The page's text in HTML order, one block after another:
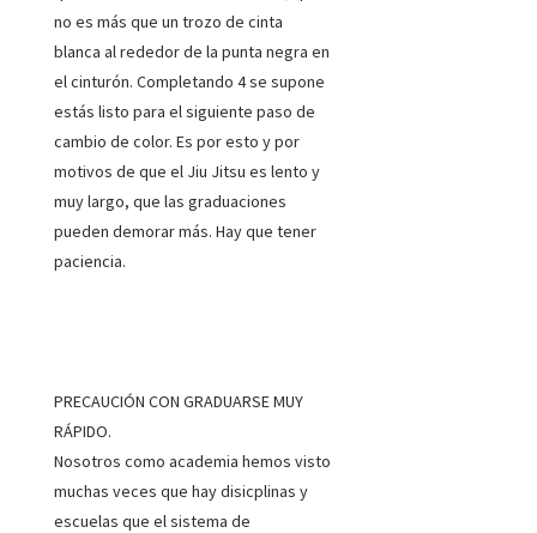
no es más que un trozo de cinta
blanca al rededor de la punta negra en
el cinturón. Completando 4 se supone
estás listo para el siguiente paso de
cambio de color. Es por esto y por
motivos de que el Jiu Jitsu es lento y
muy largo, que las graduaciones
pueden demorar más. Hay que tener
paciencia.
PRECAUCIÓN CON GRADUARSE MUY
RÁPIDO.
Nosotros como academia hemos visto
muchas veces que hay disicplinas y
escuelas que el sistema de